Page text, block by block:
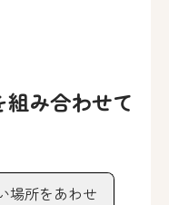
み合わせて
場所をあわせ